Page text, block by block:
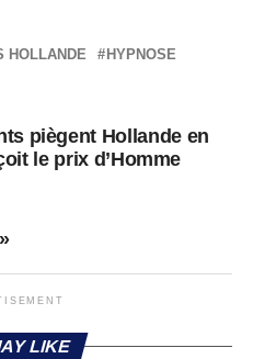
HOLLANDE
HYPNOSE
piègent Hollande en
le prix d’Homme
LIKE